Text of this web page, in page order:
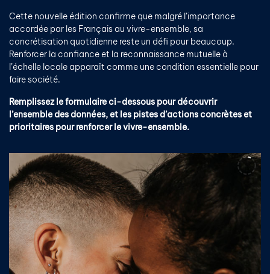
Cette nouvelle édition confirme que malgré l’importance
accordée par les Français au vivre-ensemble, sa
concrétisation quotidienne reste un défi pour beaucoup.
Renforcer la confiance et la reconnaissance mutuelle à
l’échelle locale apparaît comme une condition essentielle pour
faire société.
Remplissez le formulaire ci-dessous pour découvrir
l’ensemble des données, et les pistes d’actions concrètes et
prioritaires pour renforcer le vivre-ensemble.